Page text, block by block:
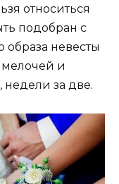
относиться
подобран с
образа невесты
и
недели за две.